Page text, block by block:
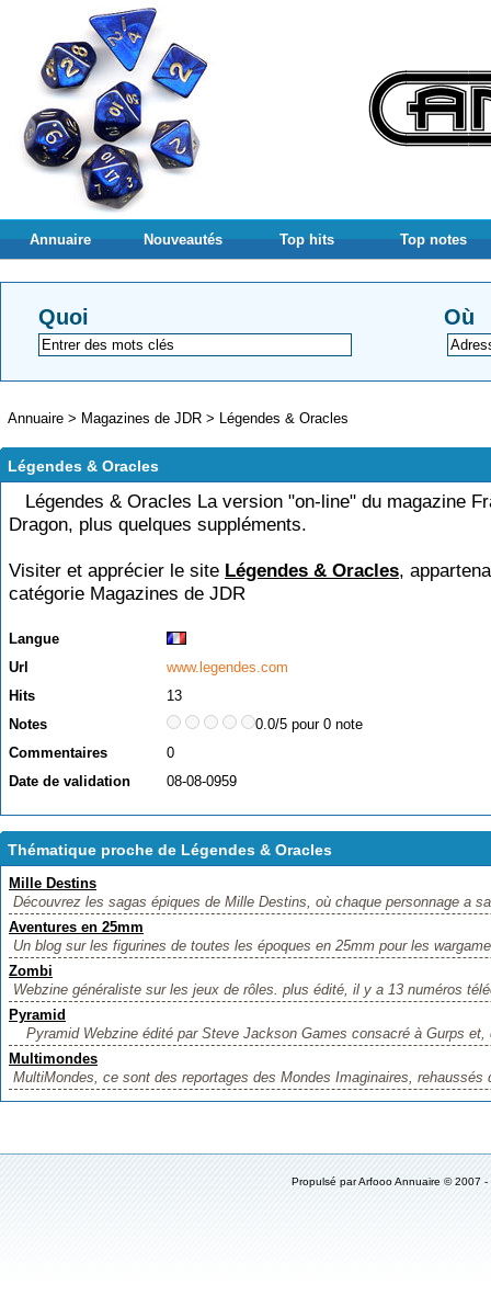
Annuaire Nouveautés Top hits Top notes
Quoi Où
Annuaire > Magazines de JDR > Légendes & Oracles
Légendes & Oracles
Légendes & Oracles La version "on-line" du magazine
Dragon, plus quelques suppléments.
Visiter et apprécier le site Légendes & Oracles,
catégorie Magazines de JDR
Langue
Url
www.legendes.com
Hits
13
Notes
0.0/5 pour 0 note
Commentaires
0
Date de validation
08-08-0959
Thématique proche de Légendes & Oracles
Mille Destins
Découvrez les sagas épiques de Mille Destins, où chaque personnage a
Aventures en 25mm
Un blog sur les figurines de toutes les époques en 25mm pour les
Zombi
Webzine généraliste sur les jeux de rôles. plus édité, il y a 13 numéros
Pyramid
Pyramid Webzine édité par Steve Jackson Games consacré à Gurps et,
Multimondes
MultiMondes, ce sont des reportages des Mondes Imaginaires, rehaussés
Propulsé parArfooo Annuaire © 2007